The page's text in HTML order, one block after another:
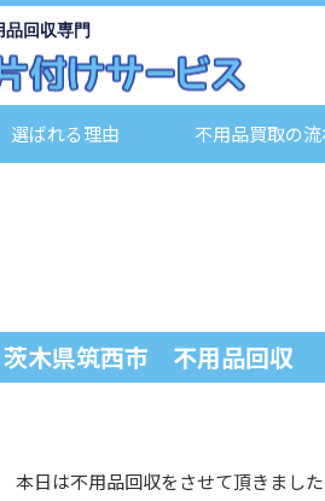
品回収専門
選ばれる理由 不用品買取の
茨木県筑西市 不用品回収
本日は不用品回収をさせて頂きました